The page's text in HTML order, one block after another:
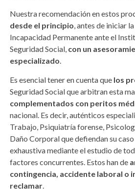
Nuestra recomendación en estos
desde el principio, antes de iniciar
Incapacidad Permanente ante el
Seguridad Social, con un
especializado.
Es esencial tener en cuenta que los
Seguridad Social que arbitran esta
complementados con peritos
nacional. Es decir, auténticos
Trabajo, Psiquiatría forense,
Daño Corporal que defiendan su
exhaustiva mediante el estudio de
factores concurrentes. Estos han de
contingencia, accidente laboral o
reclamar.